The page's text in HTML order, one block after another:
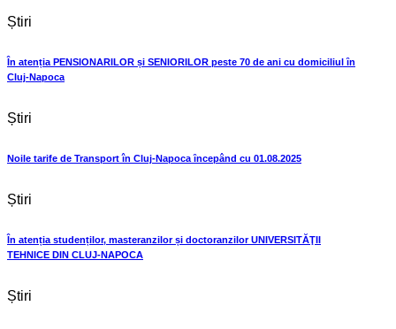
Știri
În atenția PENSIONARILOR și SENIORILOR peste 70 de ani cu domiciliul ȋn
Cluj-Napoca
Știri
Noile tarife de Transport în Cluj-Napoca ȋncepând cu 01.08.2025
Știri
În atenția studenților, masteranzilor și doctoranzilor UNIVERSITĂŢII
TEHNICE DIN CLUJ-NAPOCA
Știri